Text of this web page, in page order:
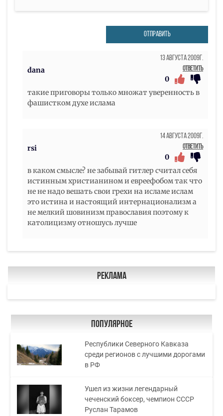
ОТПРАВИТЬ
dana
13 Августа 2009г.
Ответить
0
такие приговоры только множат уверенность в
фашистком духе ислама
rsi
14 Августа 2009г.
Ответить
0
в каком смысле? не забывай гитлер считал себя
истинным христианином и евреефобом так что
не не надо вешать свои грехи на исламе ислам
это истина и настоящий интернационализм а
не мелкий шовинизм православия поэтому к
католицизму отношусь лучше
Реклама
Популярное
Республики Северного Кавказа
среди регионов с лучшими дорогами
в РФ
Ушел из жизни легендарный
чеченский боксер, чемпион СССР
Руслан Тарамов